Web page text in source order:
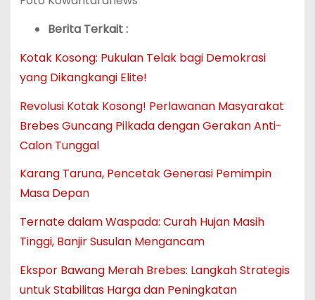
Berita Terkait :
Kotak Kosong: Pukulan Telak bagi Demokrasi
yang Dikangkangi Elite!
Revolusi Kotak Kosong! Perlawanan Masyarakat
Brebes Guncang Pilkada dengan Gerakan Anti-
Calon Tunggal
Karang Taruna, Pencetak Generasi Pemimpin
Masa Depan
Ternate dalam Waspada: Curah Hujan Masih
Tinggi, Banjir Susulan Mengancam
Ekspor Bawang Merah Brebes: Langkah Strategis
untuk Stabilitas Harga dan Peningkatan